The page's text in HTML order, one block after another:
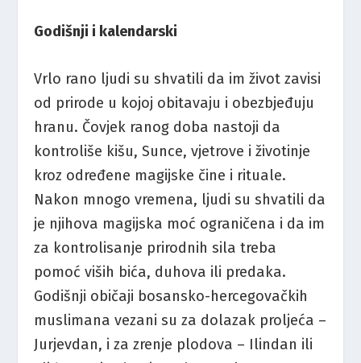
Godišnji i kalendarski
Vrlo rano ljudi su shvatili da im život zavisi
od prirode u kojoj obitavaju i obezbjeđuju
hranu. Čovjek ranog doba nastoji da
kontroliše kišu, Sunce, vjetrove i životinje
kroz određene magijske čine i rituale.
Nakon mnogo vremena, ljudi su shvatili da
je njihova magijska moć ograničena i da im
za kontrolisanje prirodnih sila treba
pomoć viših bića, duhova ili predaka.
Godišnji običaji bosansko-hercegovačkih
muslimana vezani su za dolazak proljeća –
Jurjevdan, i za zrenje plodova – Ilindan ili